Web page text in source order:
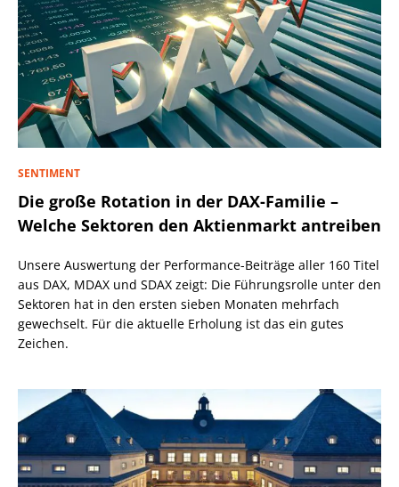
SENTIMENT
Die große Rotation in der DAX-Familie –
Welche Sektoren den Aktienmarkt antreiben
Unsere Auswertung der Performance-Beiträge aller 160 Titel
aus DAX, MDAX und SDAX zeigt: Die Führungsrolle unter den
Sektoren hat in den ersten sieben Monaten mehrfach
gewechselt. Für die aktuelle Erholung ist das ein gutes
Zeichen.